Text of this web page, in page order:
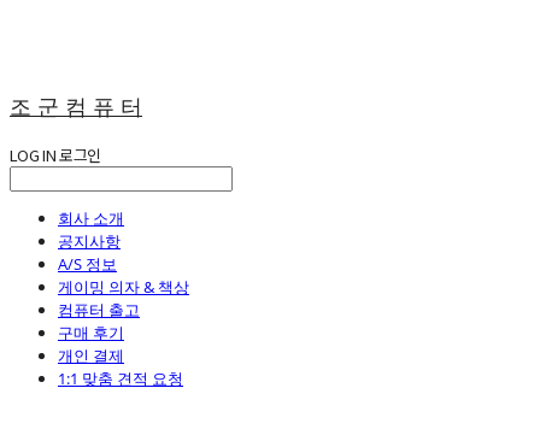
조 군 컴 퓨 터
LOG IN로그인
회사 소개
공지사항
A/S 정보
게이밍 의자 & 책상
컴퓨터 출고
구매 후기
개인 결제
1:1 맞춤 견적 요청